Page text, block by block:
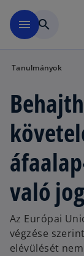
menu search
Tanulmányok
való
Az Európai
végzése
elévülését